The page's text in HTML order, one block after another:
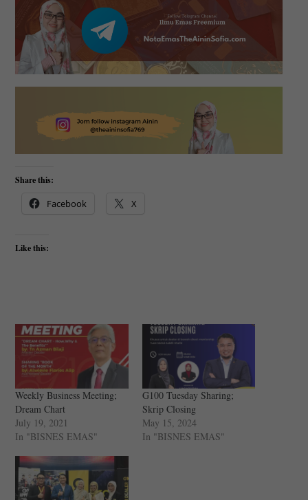
Share this:
Facebook X
Like this:
Weekly Business Meeting;
Dream Chart
July 19, 2021
In "BISNES EMAS"
G100 Tuesday Sharing;
Skrip Closing
May 15, 2024
In "BISNES EMAS"